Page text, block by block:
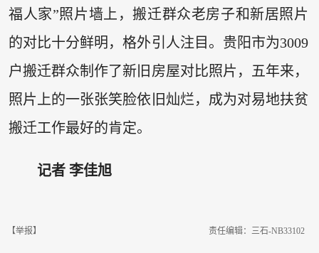
福人家”照片墙上，搬迁群众老房子和新居照片
的对比十分鲜明，格外引人注目。贵阳市为3009
户搬迁群众制作了新旧房屋对比照片，五年来，
照片上的一张张笑脸依旧灿烂，成为对易地扶贫
搬迁工作最好的肯定。
记者 李佳旭
【举报】 责任编辑：三石-NB33102